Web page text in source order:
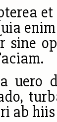
sine
uero
ab